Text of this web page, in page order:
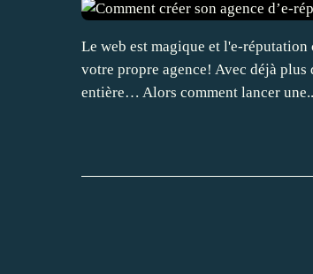
Le web est magique et l'e-
votre propre agence! Avec déjà plus
entière… Alors comment lancer